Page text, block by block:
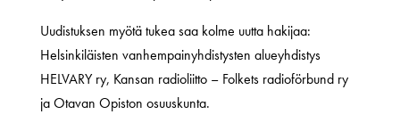
Uudistuksen myötä tukea saa kolme uutta hakijaa:
Helsinkiläisten vanhempainyhdistysten alueyhdistys
HELVARY ry, Kansan radioliitto – Folkets radioförbund ry
ja Otavan Opiston osuuskunta.